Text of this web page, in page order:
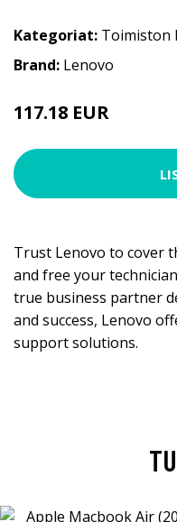
Kategoriat: Toimiston
Brand: Lenovo
117.18 EUR
Trust Lenovo to cover
and free your
true business partner
and success, Lenovo
support solutions.